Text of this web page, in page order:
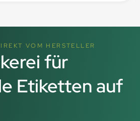
VOM HERSTELLER
für
Etiketten auf